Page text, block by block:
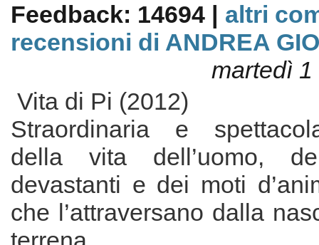
Feedback: 14694 | altri
recensioni di ANDREA
martedì
Vita di Pi (2012)
Straordinaria e
della vita dell’uomo,
devastanti e dei moti
che l’attraversano dalla